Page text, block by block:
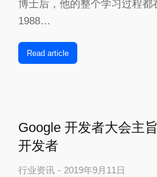
博士后，他的整个学习过程都
1988…
Read article
Google 开发者大会主
开发者
行业资讯 2019年9月11日